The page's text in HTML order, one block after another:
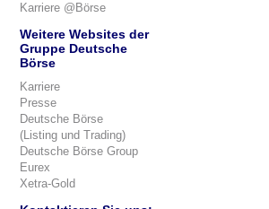
Karriere @Börse
Weitere Websites der
Gruppe Deutsche
Börse
Karriere
Presse
Deutsche Börse
(Listing und Trading)
Deutsche Börse Group
Eurex
Xetra-Gold